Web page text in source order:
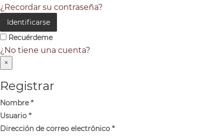
¿Recordar su contraseña?
Identificarse
Recuérdeme
¿No tiene una cuenta?
×
Registrar
Nombre*
Usuario *
Dirección de correo electrónico *